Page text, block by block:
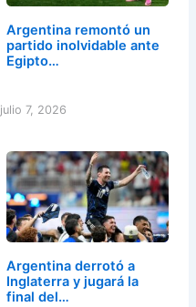
Argentina remontó un
partido inolvidable ante
Egipto…
julio 7, 2026
Argentina derrotó a
Inglaterra y jugará la
final del…